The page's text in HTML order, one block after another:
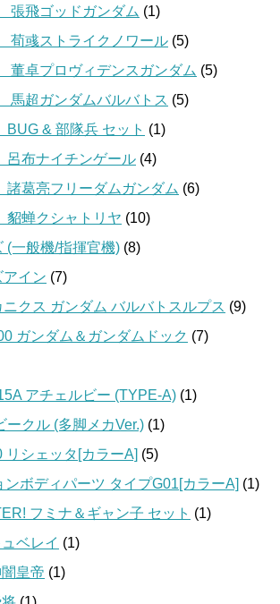
張飛ゴッドガンダム (1)
荀彧ストライクノワール (5)
董卓プロヴィデンスガンダム (5)
馬超ガンダムバルバトス (5)
BUG & 部隊兵 セット (1)
呂布ナイチンゲール (4)
諸葛亮フリーダムガンダム (6)
貂蝉クシャトリヤ (10)
(一般機/指揮官機) (8)
アイン (7)
クス ガンダム バルバトスルプス (9)
ガンダム＆ガンダムドック (7)
アチェルビー (TYPE-A) (1)
ークル (多脚メカVer.) (1)
リシェッタ[カラーA] (5)
ンボディパーツ タイプG01[カラーA] (1)
フミナ＆ギャン子 セット (1)
ベレイ (1)
皇帝 (1)